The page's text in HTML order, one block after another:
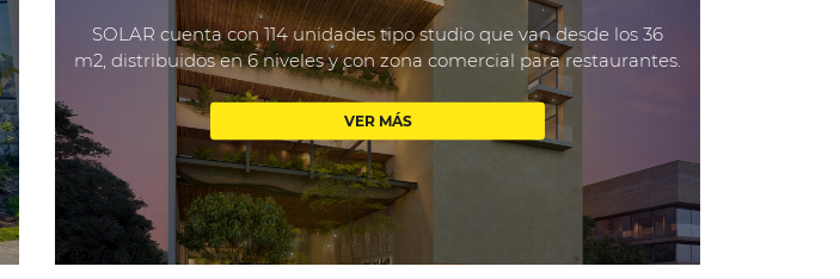
SOLAR cuenta con 114 unidades tipo studio que van desde los 36
m2, distribuidos en 6 niveles y con zona comercial para restaurantes.
VER MÁS